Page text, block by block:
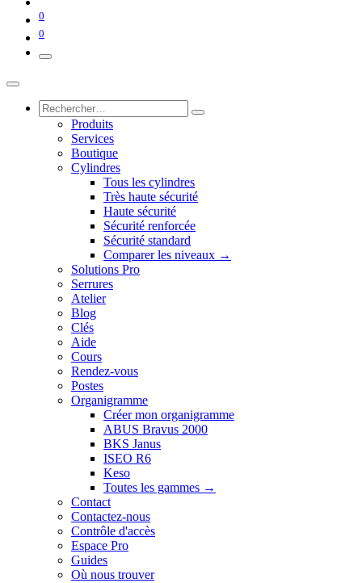
0
0
Produits
Services
Boutique
Cylindres
Tous les cylindres
Très haute sécurité
Haute sécurité
Sécurité renforcée
Sécurité standard
Comparer les niveaux →
Solutions Pro
Serrures
Atelier
Blog
Clés
Aide
Cours
Rendez-vous
Postes
Organigramme
Créer mon organigramme
ABUS Bravus 2000
BKS Janus
ISEO R6
Keso
Toutes les gammes →
Contact
Contactez-nous
Contrôle d'accès
Espace Pro
Guides
Où nous trouver